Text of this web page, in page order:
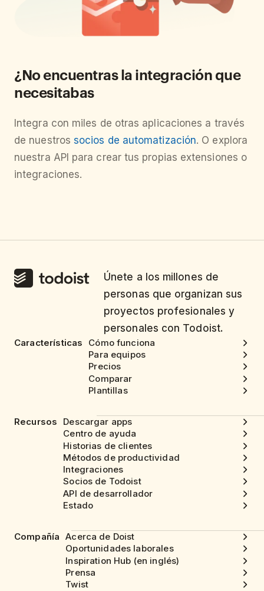
¿No encuentras la integración que
necesitabas
Integra con miles de otras aplicaciones a través
de nuestrossocios de automatización. O explora
nuestra API para crear tus propias extensiones o
integraciones.
Únete a los millones de
personas que organizan sus
proyectos profesionales y
personales con Todoist.
Características
Cómo funciona
Para equipos
Precios
Comparar
Plantillas
Recursos
Descargar apps
Centro de ayuda
Historias de clientes
Métodos de productividad
Integraciones
Socios de Todoist
API de desarrollador
Estado
Compañía Acerca de Doist
Oportunidades laborales
Inspiration Hub (en inglés)
Prensa
Twist